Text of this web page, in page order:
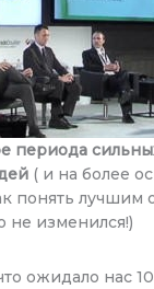
( и на более
понять лучшим
изменился!)
ожидало нас